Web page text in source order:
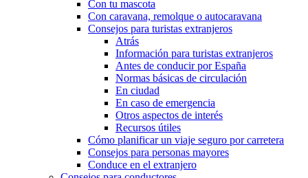
Con tu mascota
Con caravana, remolque o autocaravana
Consejos para turistas extranjeros
Atrás
Información para turistas extranjeros
Antes de conducir por España
Normas básicas de circulación
En ciudad
En caso de emergencia
Otros aspectos de interés
Recursos útiles
Cómo planificar un viaje seguro por carretera
Consejos para personas mayores
Conduce en el extranjero